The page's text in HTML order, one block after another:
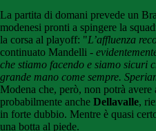
La partita di domani prevede un
modenesi pronti a spingere la
la corsa al playoff: "L’affluenza
continuato Mandelli -
che stiamo facendo e siamo sicuri
grande mano come sempre.
Modena che, però, non potrà avere
probabilmente anche Dellavalle,
in forte dubbio. Mentre è quasi
una botta al piede.